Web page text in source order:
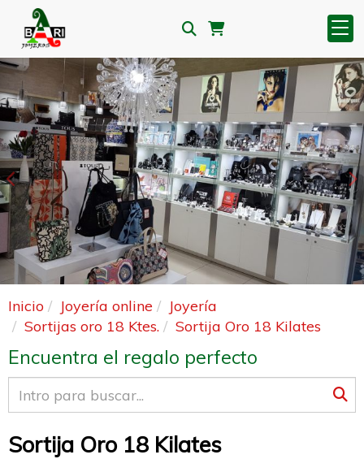
Anterior
Inicio Joyería online
Joyería
Sortijas oro 18 Ktes.
Sortija Oro 18 Kilates
Encuentra el regalo perfecto
Sortija Oro 18 Kilates